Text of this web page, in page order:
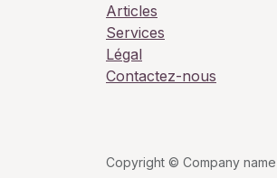
Articles
Services
Légal
Contactez-nous
Copyright © Company name